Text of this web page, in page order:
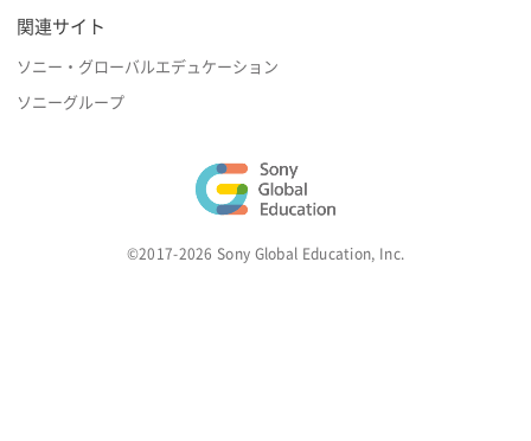
関連サイト
ソニー・グローバルエデュケーション
ソニーグループ
©2017-2026 Sony Global Education, Inc.